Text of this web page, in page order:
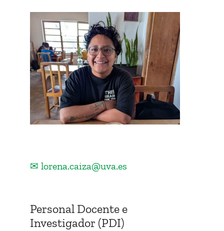
✉ lorena.caiza@uva.es
Personal Docente e
Investigador (PDI)